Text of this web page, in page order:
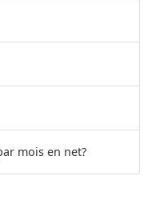
mois en net?